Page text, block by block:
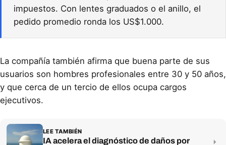
impuestos. Con lentes graduados o el anillo, el
pedido promedio ronda los US$1.000.
La compañía también afirma que buena parte de sus
usuarios son hombres profesionales entre 30 y 50 años,
y que cerca de un tercio de ellos ocupa cargos
ejecutivos.
LEE TAMBIÉN
IA acelera el diagnóstico de daños por